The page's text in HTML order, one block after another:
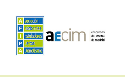
contenido